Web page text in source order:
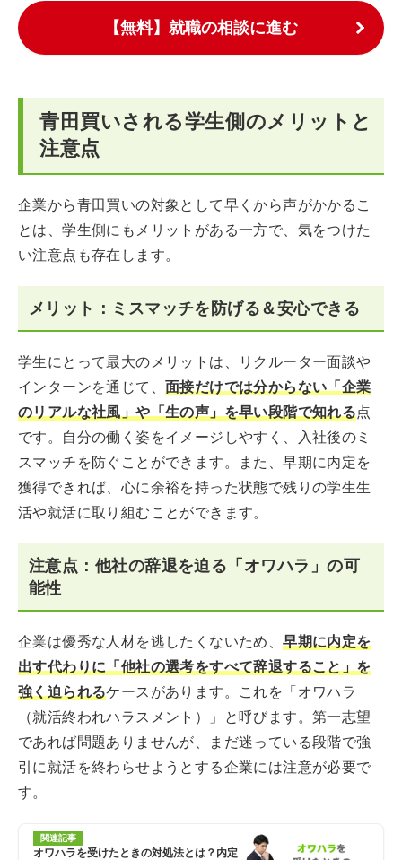
【無料】就職の相談に進む
青田買いされる学生側のメリットと
注意点
企業から青田買いの対象として早くから声がかかるこ
とは、学生側にもメリットがある一方で、気をつけた
い注意点も存在します。
メリット：ミスマッチを防げる＆安心できる
学生にとって最大のメリットは、リクルーター面談や
インターンを通じて、 面接だけでは分からない「企業
のリアルな社風」や「生の声」を早い段階で知れる点
です。自分の働く姿をイメージしやすく、入社後のミ
スマッチを防ぐことができます。また、早期に内定を
獲得できれば、心に余裕を持った状態で残りの学生生
活や就活に取り組むことができます。
注意点：他社の辞退を迫る「オワハラ」の可
能性
企業は優秀な人材を逃したくないため、早期に内定を
出す代わりに「他社の選考をすべて辞退すること」を
強く迫られるケースがあります。これを「オワハラ
（就活終われハラスメント）」と呼びます。第一志望
であれば問題ありませんが、まだ迷っている段階で強
引に就活を終わらせようとする企業には注意が必要で
す。
関連記事
オワハラを受けたときの対処法とは？内定